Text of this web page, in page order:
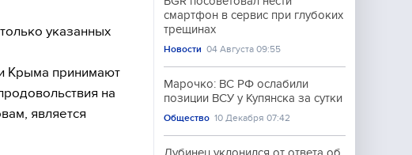
указанных
Крыма принимают
на
является
смартфон в сервис при глубоких
трещинах
Новости 04 Августа 09:55
Марочко: ВС РФ ослабили
позиции ВСУ у Купянска за сутки
Общество 10 Декабря 07:42